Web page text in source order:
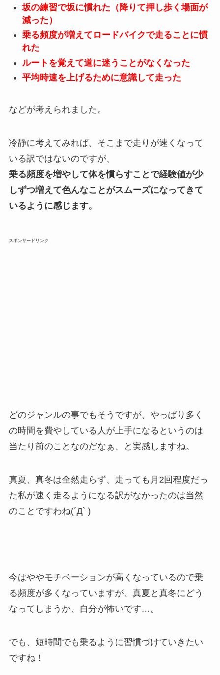
坂の練習で坂に慣れた（降りて押し歩く場面が
減った）
乗る頻度が増えてロードバイクで走ることに慣
れた
ルートを覚えて道に迷うことがなくなった
平均時速を上げるために意識して走った
などが考えられました。
冷静に考えてみれば、そこまで走りが速くなって
いる訳ではないのですが、
乗る頻度を増やして体を慣らすことで経験値が少
しずつ増えて色んなことがスムーズになってきて
いるように感じます。
スポンサードリンク
どのジャンルの事でもそうですが、やっぱり多く
の時間を費やしている人が上手になるというのは
当たり前のことなのだなぁ、と実感しますね。
真夏、真冬は全然走らず、走っても月2回程度だっ
た私が速く走るようになる訳がなかったのは当然
のことですわね(´Д` )
今はややモチベーションが高くなっているので乗
る頻度が多くなっていますが、真夏と真冬にどう
なってしまうか、自分が怖いです…。
でも、短時間でも乗るように習慣づけていきたい
ですね！